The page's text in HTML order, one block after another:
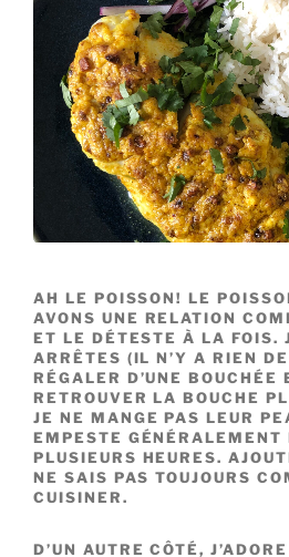
AH LE POISSON! LE
AVONS UNE RELATION
ET LE DÉTESTE À LA FOIS.
ARRÊTES (IL N’Y A RIEN
RÉGALER D’UNE BOUCHÉE
RETROUVER LA BOUCHE
JE NE MANGE PAS LEUR
EMPESTE GÉNÉRALEMENT
PLUSIEURS HEURES.
NE SAIS PAS TOUJOURS
CUISINER.
D’UN AUTRE CÔTÉ,